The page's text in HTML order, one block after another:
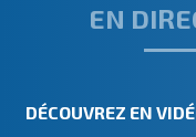
EN
DÉCOUVREZ EN